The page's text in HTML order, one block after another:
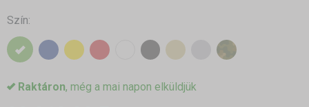
Szín:
Raktáron, még a mai napon elküldjük